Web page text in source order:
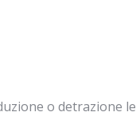
o detrazione le